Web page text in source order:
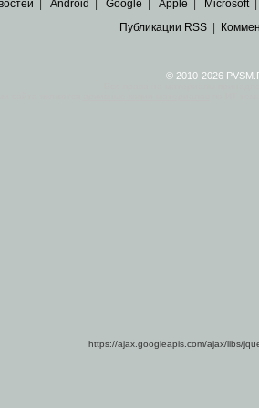
Android Google Apple Microsoft|
Публикации RSS|
© 2010-2026
https://ajax.googleapis.com/ajax/libs/